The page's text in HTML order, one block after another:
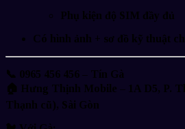
Phụ kiện độ SIM đầy đủ
Có hình ảnh + sơ đồ kỹ thuật
📞 0965 456 456 – Tín Gà
🏠 Hưng Thịnh Mobile – 1A D5, P.
Thạnh cũ), Sài Gòn